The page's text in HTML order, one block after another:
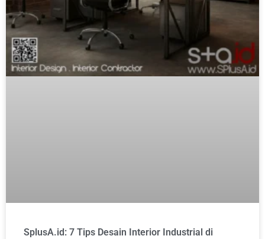
SplusA.id: 7 Tips Desain Interior Industrial di